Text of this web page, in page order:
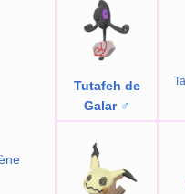
Tutafeh de
Galar ♂